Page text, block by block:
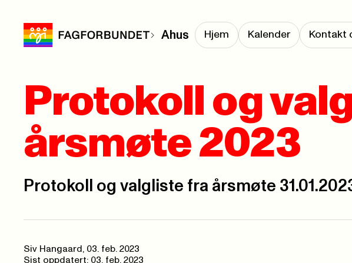
Ahus Hjem Kalender Kontakt
Protokoll og
årsmøte 2023
Protokoll og valgliste fra årsmøte
Siv Hangaard , 03. feb. 2023
Sist oppdatert: 03. feb. 2023